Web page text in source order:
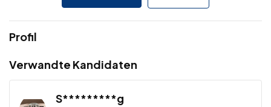
Profil
Verwandte Kandidaten
S*********g